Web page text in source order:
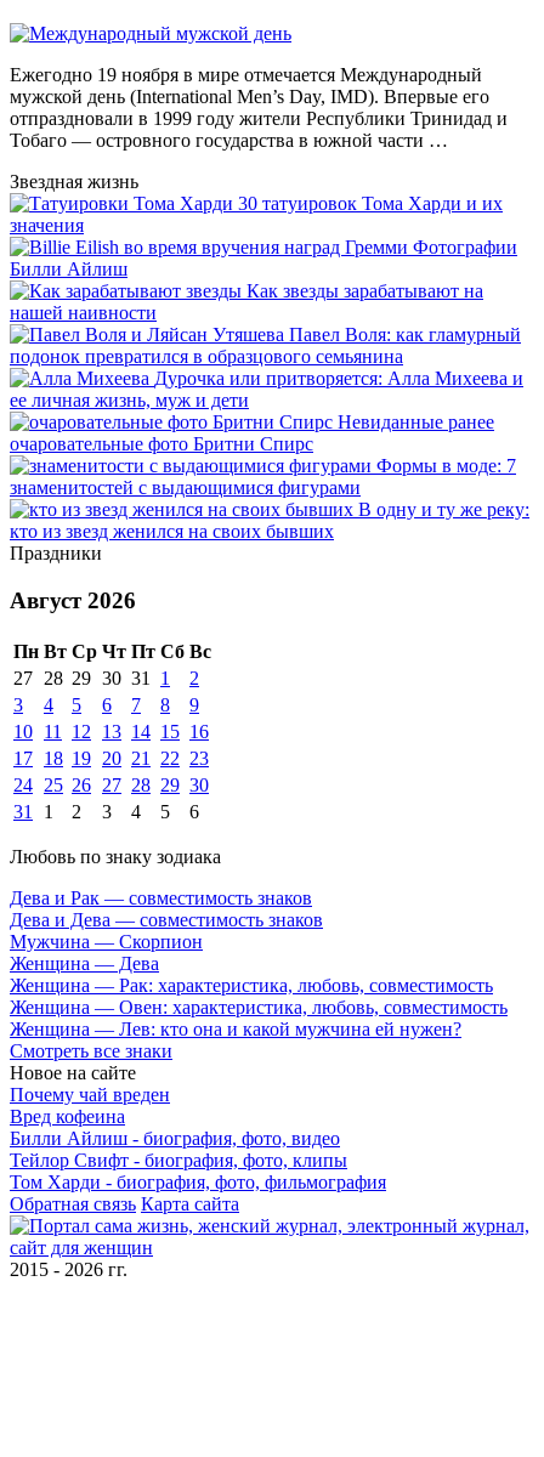
Ежегодно 19 ноября в мире отмечается Международный
мужской день (International Men’s Day, IMD). Впервые его
отпраздновали в 1999 году жители Республики Тринидад и
Тобаго — островного государства в южной части …
Звездная жизнь
30 татуировок Тома Харди и их
значения
Фотографии
Билли Айлиш
Как звезды зарабатывают на
нашей наивности
Павел Воля: как гламурный
подонок превратился в образцового семьянина
Дурочка или притворяется: Алла Михеева и
ее личная жизнь, муж и дети
Невиданные ранее
очаровательные фото Бритни Спирс
Формы в моде: 7
знаменитостей с выдающимися фигурами
В одну и ту же реку:
кто из звезд женился на своих бывших
Праздники
Август 2026
Пн Вт Ср Чт Пт Сб Вс
27 28 29 30 31 1
2
3
4 5 6 7 8
9
10 11 12 13 14 15 16
17 18 19 20 21 22 23
24 25 26 27 28 29 30
31
1 2 3 4 5 6
Любовь по знаку зодиака
Дева и Рак — совместимость знаков
Дева и Дева — совместимость знаков
Мужчина — Скорпион
Женщина — Дева
Женщина — Рак: характеристика, любовь, совместимость
Женщина — Овен: характеристика, любовь, совместимость
Женщина — Лев: кто она и какой мужчина ей нужен?
Смотреть все знаки
Новое на сайте
Почему чай вреден
Вред кофеина
Билли Айлиш - биография, фото, видео
Тейлор Свифт - биография, фото, клипы
Том Харди - биография, фото, фильмография
Обратная связь Карта сайта
2015 - 2026 гг.